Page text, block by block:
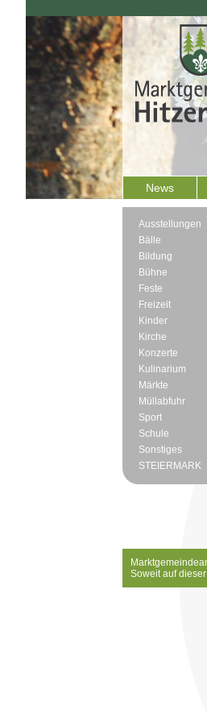
News
Ausstellungen
Bälle
Bildung
Bühne
Feste
Freizeit
Kinder
Kirche
Konzerte
Kulinarium
Märkte
Müllabfuhr
Sport
Schule
Sonstiges
STEIERMARK
Soweit auf